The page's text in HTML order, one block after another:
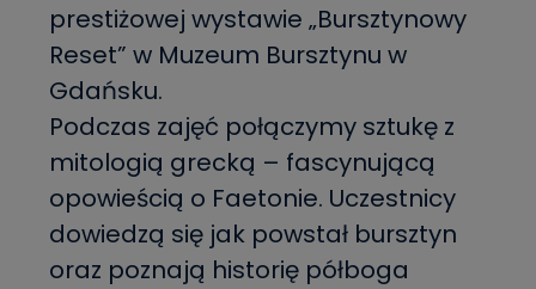
prestiżowej wystawie „Bursztynowy
Reset” w Muzeum Bursztynu w
Gdańsku.
Podczas zajęć połączymy sztukę z
mitologią grecką – fascynującą
opowieścią o Faetonie. Uczestnicy
dowiedzą się jak powstał bursztyn
oraz poznają historię półboga